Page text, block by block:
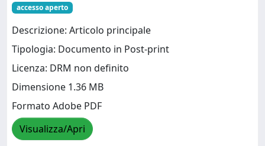
accesso aperto
Descrizione: Articolo principale
Tipologia: Documento in Post-print
Licenza: DRM non definito
Dimensione 1.36 MB
Formato Adobe PDF
Visualizza/Apri